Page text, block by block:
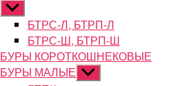
Показывать
подменюБТРС-Л, БТРП-Л
БТРС-Ш, БТРП-Ш
БУРЫ КОРОТКОШНЕКОВЫЕ
БУРЫ МАЛЫЕ Показывать